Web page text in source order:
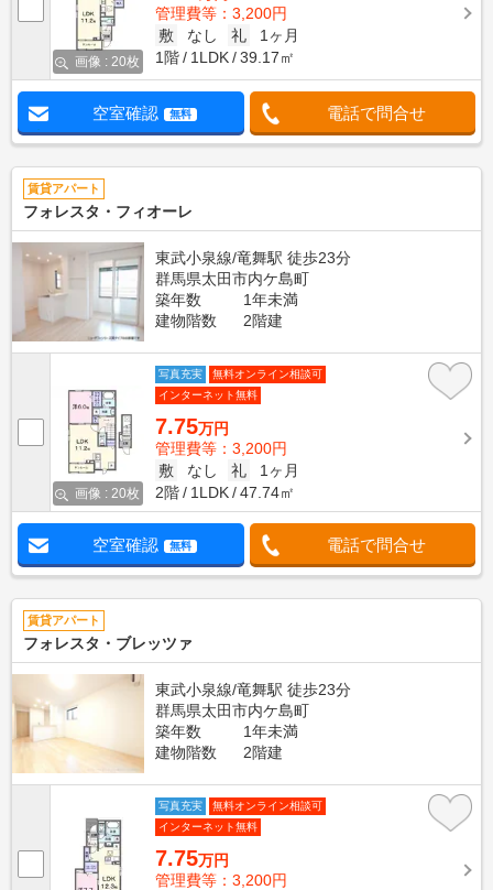
画像 : 20枚
管理費等：3,200円
敷
なし 礼
1ヶ月
1階
1LDK 39.17㎡
空室確認 無料 電話で問合せ
賃貸アパート
フォレスタ・フィオーレ
東武小泉線/竜舞駅 徒歩23分
群馬県太田市内ケ島町
築年数
1年未満
建物階数
2階建
画像 : 20枚
写真充実
無料オンライン相談可
インターネット無料
7.75万円
管理費等：3,200円
敷
なし 礼
1ヶ月
2階
1LDK 47.74㎡
空室確認 無料 電話で問合せ
賃貸アパート
フォレスタ・ブレッツァ
東武小泉線/竜舞駅 徒歩23分
群馬県太田市内ケ島町
築年数
1年未満
建物階数
2階建
写真充実
無料オンライン相談可
インターネット無料
7.75万円
管理費等：3,200円